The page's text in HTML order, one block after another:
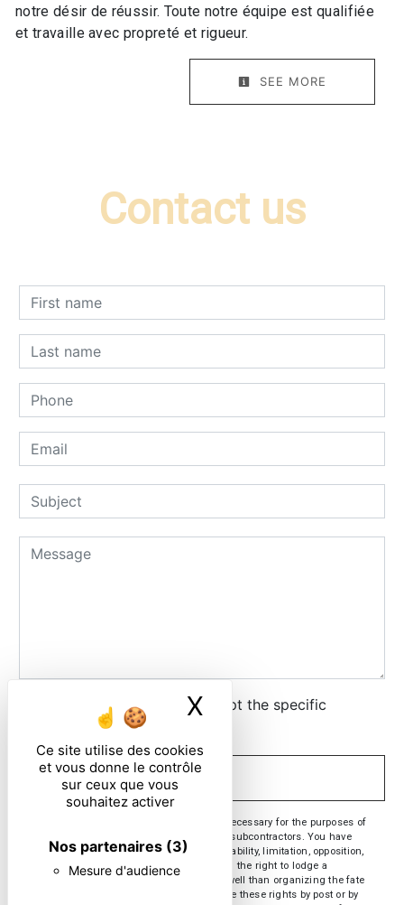
Ce site utilise des cookies
et vous donne le contrôle
sur ceux que vous
souhaitez activer
Nos partenaires (3)
Mesure d'audience
X Masquer le
notre désir de réussir. Toute notre équipe est qualifiée
et travaille avec propreté et rigueur.
SEE MORE
Contact us
By checking this box, I accept the specific
conditions below **
SEND
** The personal data communicated are necessary for the purposes of
contacting you. They are intended and its subcontractors. You have
rights of access, rectification, erasure, portability, limitation, opposition,
withdrawal of your consent at any time and the right to lodge a
complaint with a supervisory authority, as well than organizing the fate
of your post-mortem data. You can exercise these rights by post or by